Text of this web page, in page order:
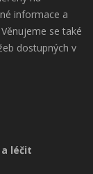
informace a
se také
dostupných v
léčit